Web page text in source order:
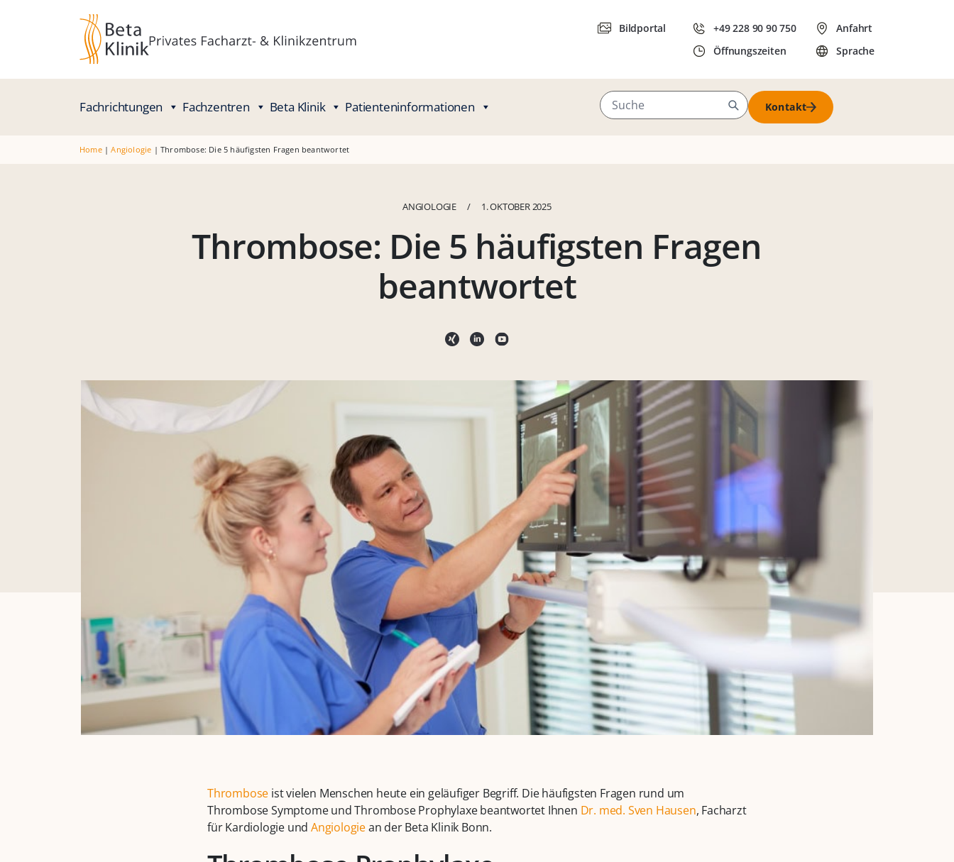
Bildportal
+49 228 90 90 750
Öffnungszeiten
Anfahrt
Sprache
Fachrichtungen Fachzentren Beta Klinik Patienteninformationen Kontakt
Home|Angiologie |Thrombose: Die 5 häufigsten Fragen beantwortet
ANGIOLOGIE / 1. OKTOBER 2025
Thrombose: Die 5 häufigsten Fragen
beantwortet
Thrombose ist vielen Menschen heute ein geläufiger Begriff. Die häufigsten Fragen rund um
Thrombose Symptome und Thrombose Prophylaxe beantwortet Ihnen Dr. med. Sven Hausen, Facharzt
für Kardiologie undAngiologiean der Beta Klinik Bonn.